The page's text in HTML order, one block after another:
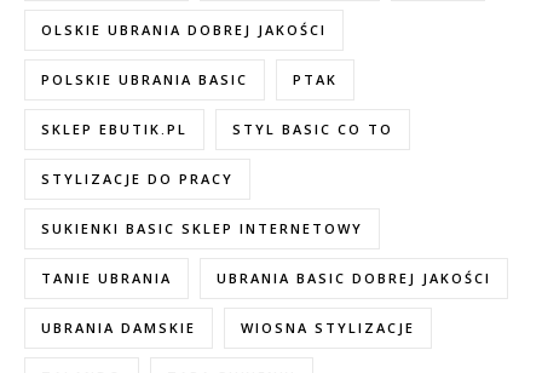
OLSKIE UBRANIA DOBREJ JAKOŚCI
POLSKIE UBRANIA BASIC PTAK
SKLEP EBUTIK.PL STYL BASIC CO TO
STYLIZACJE DO PRACY
SUKIENKI BASIC SKLEP INTERNETOWY
TANIE UBRANIA UBRANIA BASIC DOBREJ JAKOŚCI
UBRANIA DAMSKIE WIOSNA STYLIZACJE